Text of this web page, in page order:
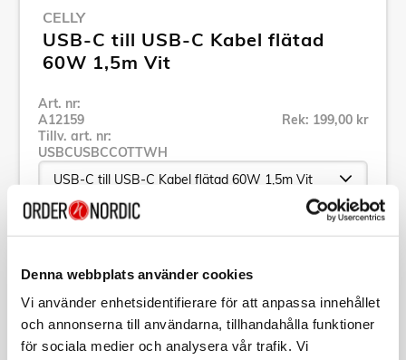
Denna webbplats använder cookies
Vi använder enhetsidentifierare för att anpassa innehållet
och annonserna till användarna, tillhandahålla funktioner
för sociala medier och analysera vår trafik. Vi
CELLY
USB-C till USB-C Kabel flätad
60W 1,5m Vit
Art. nr:
A12159
Tillv. art. nr:
USBCUSBCCOTTWH
Rek: 199,00 kr
Se alla produkter inom Celly
Specifikation
Beskrivning